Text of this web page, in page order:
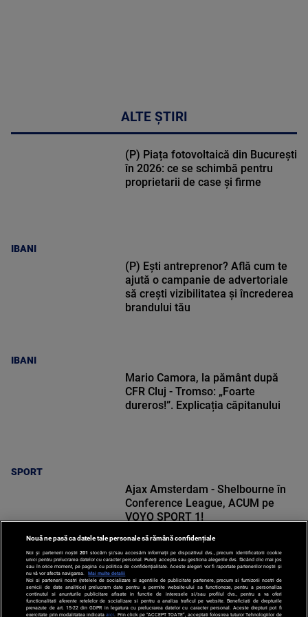
ALTE ȘTIRI
IBANI
(P) Piața fotovoltaică din București
în 2026: ce se schimbă pentru
proprietarii de case și firme
IBANI
(P) Ești antreprenor? Află cum te
ajută o campanie de advertoriale
să crești vizibilitatea și încrederea
brandului tău
SPORT
Mario Camora, la pământ după
CFR Cluj - Tromso: „Foarte
dureros!”. Explicația căpitanului
SPORT
Ajax Amsterdam - Shelbourne în
Conference League, ACUM pe
VOYO SPORT 1!
Nouă ne pasă ca datele tale personale să rămână confidențiale
Noi și partenerii noștri 201 stocăm și/sau accesăm informații pe dispozitivul dvs., precum identificatorii cookie
unici pentru prelucrarea datelor cu caracter personal. Puteți accepta sau gestiona alegerile dvs. făcând clic mai jos
sau în orice moment, pe pagina cu politica de confidențialitate. Aceste alegeri vor fi raportate partenerilor noștri și
nu vă vor afecta navigarea.
Mai multe detalii
Noi si partenerii nostri (retelele de socializare si agentiile de publicitate partenere, precum si furnizorii nostri de
servicii de date analitice) prelucram date pentru a permite website-ului sa functioneze, pentru a personaliza
continutul si anunturile publicitare afisate in functie de interesele si/sau profilul dvs., pentru a va oferi
functionalitati aferente retelelor de socializare si pentru a analiza traficul pe website. Beneficiati de drepturile
prevazute de art. 15-22 din GDPR in legatura cu prelucrarea datelor cu caracter personal. Aceste drepturi pot fi
exercitate prin modalitatea indicataaici . Prin click pe “ACCEPT TOATE”, acceptati folosirea tuturor Tehnologiilor de